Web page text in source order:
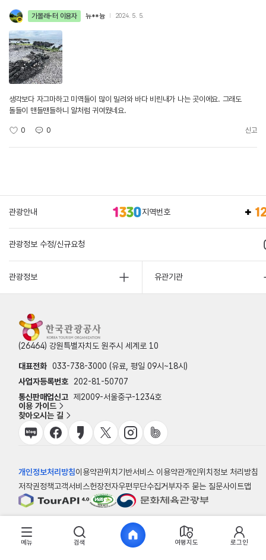
가볼래-터 이용자 뉴**늉 2024. 5. 5.
생각보다 자그마하고 미역들이 많이 밀려와 바다 비린내가 나는 곳이에요. 그래도
돌들이 맨들맨들하니 알처럼 귀여웠네요.
0 0 신고
관광안내 지역번호
관광정보 수정/신규요청
관광정보 유관기관
(26464) 강원특별자치도 원주시 세계로 10
대표전화 033-738-3000 (유료, 평일 09시~18시)
사업자등록번호
202-81-50707
통신판매업신고 제2009-서울중구-1234호
이용 가이드
찾아오시는 길
개인정보처리방침이용약관위치기반서비스 이용약관개인위치정보 처리방침
저작권정책고객서비스헌장전자우편무단수집거부자주 묻는 질문사이트맵
© 한국관광공사
메뉴 검색 여행지도 로그인